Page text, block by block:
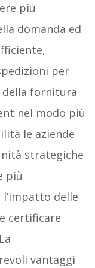
più
domanda ed
per
della fornitura
nel modo più
le aziende
strategiche
più
delle
certificare
vantaggi